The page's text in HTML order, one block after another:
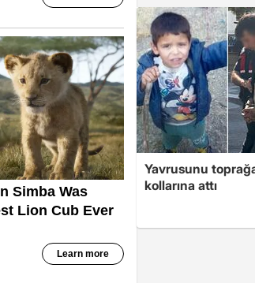
Yavrusunu
kollarına attı